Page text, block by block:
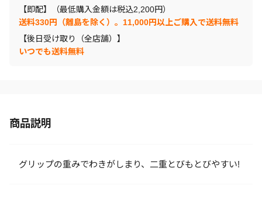
【即配】（最低購入金額は税込2,200円）
送料330円（離島を除く）。11,000円以上ご購入で送料無料
【後日受け取り（全店舗）】
いつでも送料無料
商品説明
グリップの重みでわきがしまり、二重とびもとびやすい!